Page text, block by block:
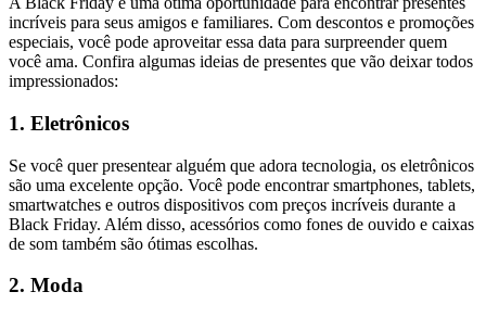
incríveis para seus amigos e familiares. Com descontos e promoções
especiais, você pode aproveitar essa data para surpreender quem
você ama. Confira algumas ideias de presentes que vão deixar todos
impressionados:
1. Eletrônicos
Se você quer presentear alguém que adora tecnologia, os eletrônicos
são uma excelente opção. Você pode encontrar smartphones, tablets,
smartwatches e outros dispositivos com preços incríveis durante a
Black Friday. Além disso, acessórios como fones de ouvido e caixas
de som também são ótimas escolhas.
2. Moda